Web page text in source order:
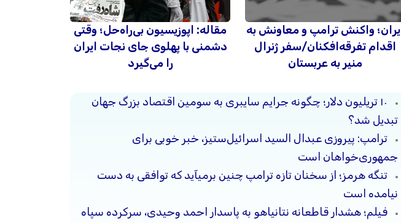
ایران؛ واکنش ترامپ و معاونش به
اقدام تفرقه‌افکنان/سفر ژنرال
منیر به عربستان
مقاله: اپوزیسیون بی‌راه‌حل؛ وقتی
دشمنی با پهلوی جای نجات ایران
را می‌گیرد
۱۰ تریلیون دلار؛ چگونه جرایم سایبری به سومین اقتصاد بزرگ جهان
تبدیل شد؟
ترامپ: پیروزی عبدال السید اسرائیل‌ستیز، خبر خوبی برای
جمهوری‌خواهان است
تنگه هرمز؛ از سخنان تازه ترامپ چنین برمیآید که توافقی به دست
نیامده است
فیلم؛ هشدار قاطعانه نتانیاهو به پاسدار احمد وحیدی، سرکرده سپاه